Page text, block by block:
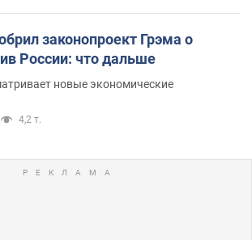
законопроект Грэма о
России: что дальше
новые экономические
4,2 т.